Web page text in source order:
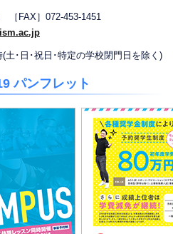
［FAX］072-453-1451
･日･祝日･特定の学校閉門日を除く)
パンフレット